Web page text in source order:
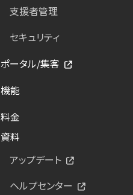
支援者管理
セキュリティ
ポータル/集客
機能
料金
資料
アップデート
ヘルプセンター